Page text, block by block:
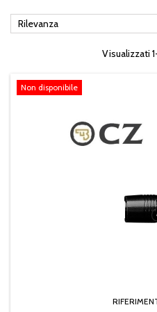
Rilevanza
Visualizzati
Non disponibile